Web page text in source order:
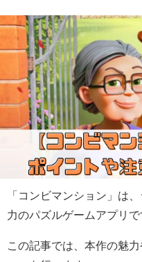
「コンビマンション」は
力のパズルゲームアプリで
この記事では、本作の魅